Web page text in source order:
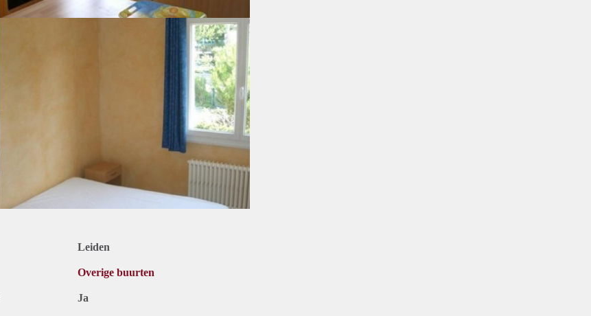
Leiden
Overige buurten
Ja